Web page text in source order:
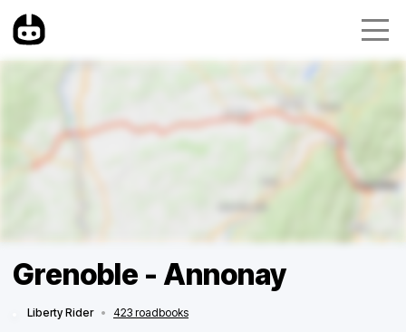
Grenoble - Annonay
Liberty Rider • 423 roadbooks